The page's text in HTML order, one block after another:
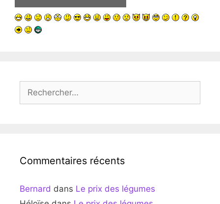
Commentaires récents
Bernard dans Le prix des légumes